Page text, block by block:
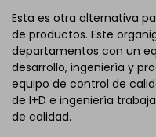
Esta es otra alternativa
de productos. Este
departamentos con un
desarrollo, ingeniería y
equipo de control de
de I+D e ingeniería
de calidad.